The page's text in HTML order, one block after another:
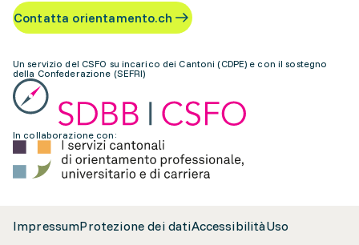
Contatta orientamento.ch
Un servizio del CSFO su incarico dei Cantoni (CDPE) e con il sostegno
della Confederazione (SEFRI)
In collaborazione con:
ImpressumProtezione dei datiAccessibilitàUso